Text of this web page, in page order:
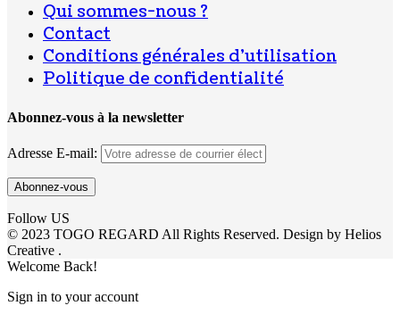
Qui sommes-nous ?
Contact
Conditions générales d’utilisation
Politique de confidentialité
Abonnez-vous à la newsletter
Adresse E-mail:
Follow US
© 2023 TOGO REGARD All Rights Reserved. Design by Helios
Creative .
Welcome Back!
Sign in to your account